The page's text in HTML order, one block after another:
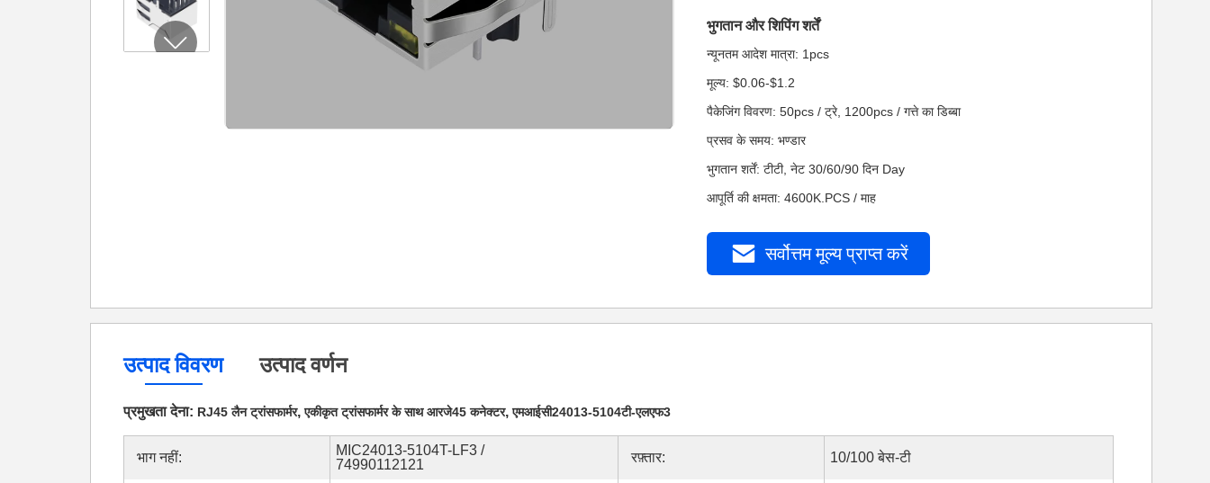
भुगतान और शिपिंग शर्तें
न्यूनतम आदेश मात्रा: 1pcs
मूल्य: $0.06-$1.2
पैकेजिंग विवरण: 50pcs / ट्रे, 1200pcs / गत्ते का डिब्बा
प्रसव के समय: भण्डार
भुगतान शर्तें: टीटी, नेट 30/60/90 दिन Day
आपूर्ति की क्षमता: 4600K.PCS / माह
सर्वोत्तम मूल्य प्राप्त करें
उत्पाद विवरण उत्पाद वर्णन
प्रमुखता देना: RJ45 लैन ट्रांसफार्मर,एकीकृत ट्रांसफार्मर के साथ आरजे45 कनेक्टर,एमआईसी24013-5104टी-एलएफ3
भाग नहीं:
MIC24013-5104T-LF3 /
74990112121
रफ़्तार: 10/100 बेस-टी